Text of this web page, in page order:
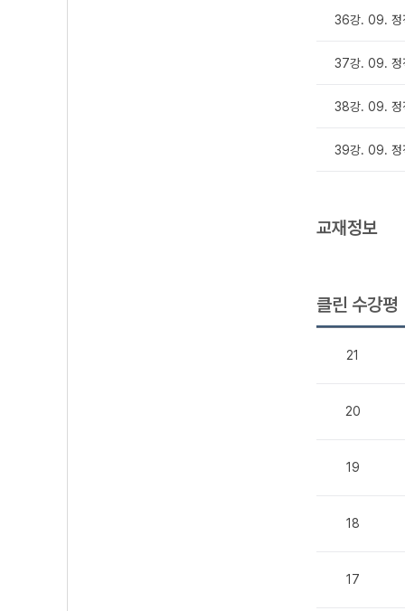
36강. 09. 정
37강. 09. 정
38강. 09. 정
39강. 09. 정
교재정보
클린 수강평
21
20
19
18
17